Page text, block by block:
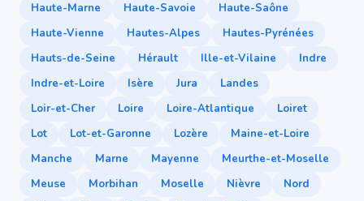
Haute-Marne
Haute-Savoie
Haute-Saône
Haute-Vienne
Hautes-Alpes
Hautes-Pyrénées
Hauts-de-Seine
Hérault Ille-et-Vilaine
Indre
Indre-et-Loire
Isère Jura
Landes
Loir-et-Cher
Loire Loire-Atlantique
Loiret
Lot
Lot-et-Garonne Lozère
Maine-et-Loire
Manche
Marne Mayenne
Meurthe-et-Moselle
Meuse
Morbihan Moselle Nièvre
Nord